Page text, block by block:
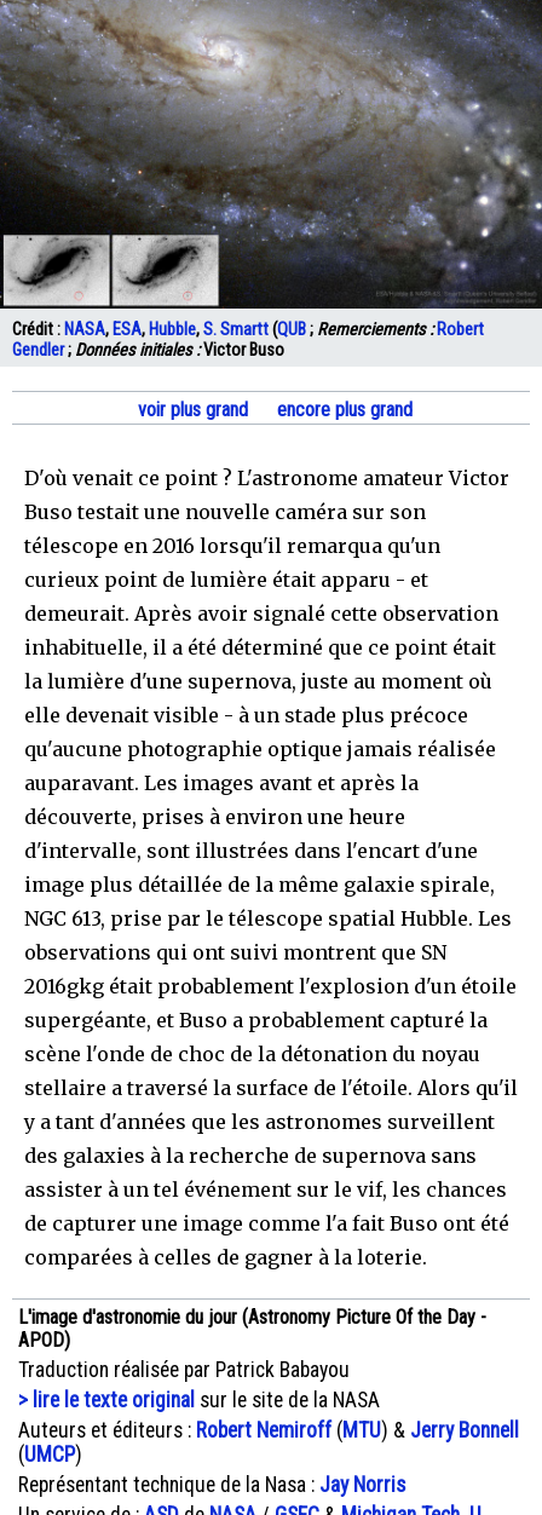
Crédit : NASA, ESA, Hubble,S. Smartt(QUB; Remerciements : Robert
Gendler; Données initiales :Victor Buso
voir plus grand encore plus grand
D'où venait ce point ? L'astronome amateur Victor
Buso testait une nouvelle caméra sur son
télescope en 2016 lorsqu'il remarqua qu'un
curieux point de lumière était apparu - et
demeurait. Après avoir signalé cette observation
inhabituelle, il a été déterminé que ce point était
la lumière d'une supernova, juste au moment où
elle devenait visible - à un stade plus précoce
qu'aucune photographie optique jamais réalisée
auparavant. Les images avant et après la
découverte, prises à environ une heure
d'intervalle, sont illustrées dans l'encart d'une
image plus détaillée de la même galaxie spirale,
NGC 613, prise par le télescope spatial Hubble. Les
observations qui ont suivi montrent que SN
2016gkg était probablement l'explosion d'un étoile
supergéante, et Buso a probablement capturé la
scène l'onde de choc de la détonation du noyau
stellaire a traversé la surface de l'étoile. Alors qu'il
y a tant d'années que les astronomes surveillent
des galaxies à la recherche de supernova sans
assister à un tel événement sur le vif, les chances
de capturer une image comme l'a fait Buso ont été
comparées à celles de gagner à la loterie.
L'image d'astronomie du jour (Astronomy Picture Of the Day -
APOD)
Traduction réalisée par Patrick Babayou
> lire le texte original sur le site de la NASA
Auteurs et éditeurs : Robert Nemiroff(MTU) & Jerry Bonnell
(UMCP)
Représentant technique de la Nasa : Jay Norris